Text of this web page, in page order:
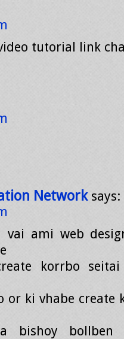
tutorial link
Network says:
vai ami web
korrbo
or ki vhabe create
bishoy bollben